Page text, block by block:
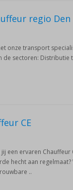
regio Den
onze transport
de sectoren:
CE
een ervaren
hecht aan
..